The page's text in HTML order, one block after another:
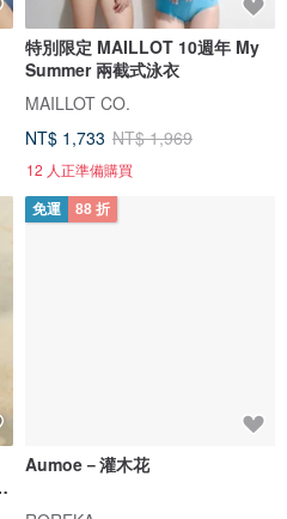
特別限定 MAILLOT 10週年 My
Summer 兩截式泳衣
MAILLOT CO.
NT$ 1,733 NT$ 1,969
12 人正準備購買
免運 88 折
Aumoe－灌木花